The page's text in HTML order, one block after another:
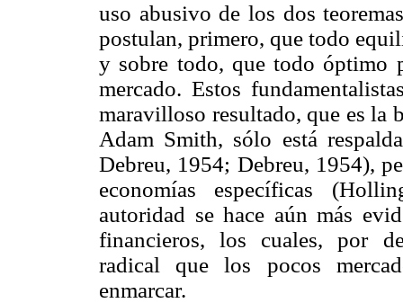
uso abusivo de los dos
postulan, primero, que todo
y sobre todo, que todo óptimo
mercado. Estos
maravilloso resultado, que es la
Adam Smith, sólo está
Debreu, 1954; Debreu, 1954),
economías específicas
autoridad se hace aún más
financieros, los cuales, por
radical que los pocos
enmarcar.